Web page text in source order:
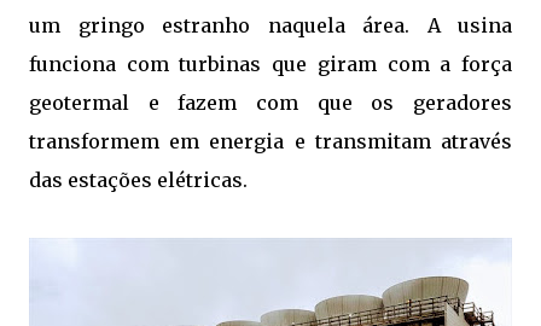
um gringo estranho naquela área. A usina
funciona com turbinas que giram com a força
geotermal e fazem com que os geradores
transformem em energia e transmitam através
das estações elétricas.